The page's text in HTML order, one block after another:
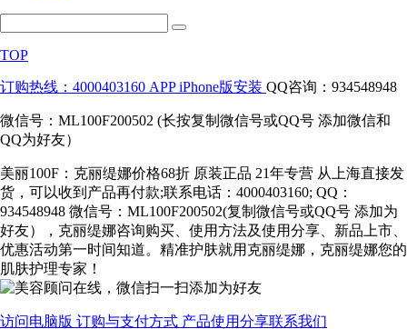
TOP
订购热线：4000403160 APP iPhone版安装 QQ咨询：934548948
微信号：ML100F200502 (长按复制微信号或QQ号 添加微信和
QQ为好友）
美丽100F：克丽缇娜价格68折 原装正品 21年专营 从上海直接发
货，可以收到产品再付款;联系电话：4000403160; QQ：
934548948 微信号：ML100F200502(复制微信号或QQ号 添加为
好友），克丽缇娜咨询购买、使用方法及使用分享、新品上市、
优惠活动第一时间知道。精准护肤就用克丽缇娜，克丽缇娜您的
肌肤护理专家！
访问电脑版 订购与支付方式 产品使用分享联系我们